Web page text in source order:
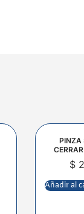
PINZA
$
Añadir al